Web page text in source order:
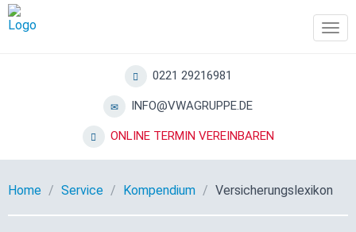
0221 29216981
INFO@VWAGRUPPE.DE
ONLINE TERMIN VEREINBAREN
Home Service Kompendium Versicherungslexikon